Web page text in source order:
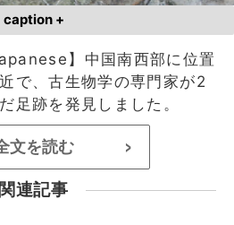
caption +
】中国南西部に位置
で、古生物学の専門家が2
足跡を発見しました。
文を読む >
関連記事